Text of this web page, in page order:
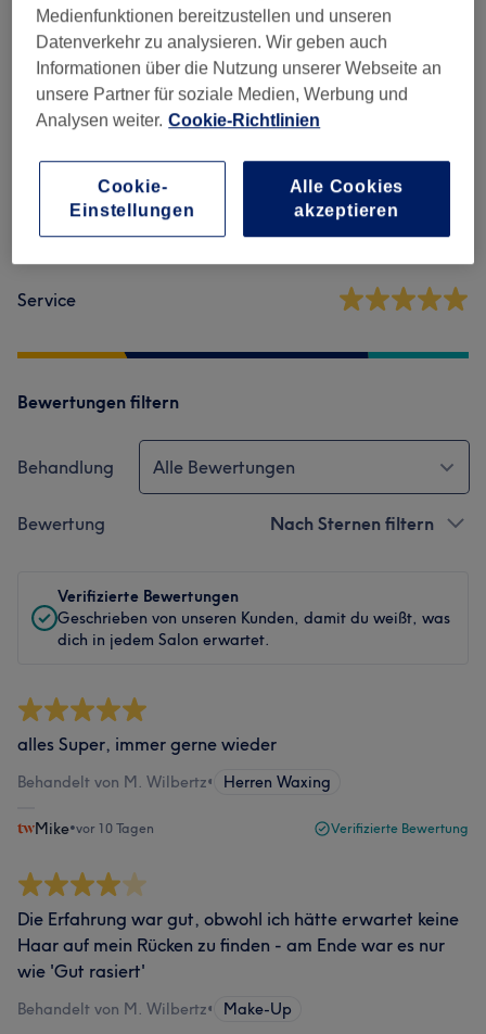
Salonbewertungen
4,9
Service
Bewertungen filtern
Behandlung Alle Bewertungen
Bewertung Nach Sternen filtern
Verifizierte Bewertungen
Geschrieben von unseren Kunden, damit du weißt, was
dich in jedem Salon erwartet.
alles Super, immer gerne wieder
Behandelt von M. Wilbertz• Herren Waxing
Mike•vor 10 Tagen Verifizierte Bewertung
Die Erfahrung war gut, obwohl ich hätte erwartet keine
Haar auf mein Rücken zu finden - am Ende war es nur
wie 'Gut rasiert'
Behandelt von M. Wilbertz• Make-Up
Medienfunktionen bereitzustellen und unseren
Datenverkehr zu analysieren. Wir geben auch
Informationen über die Nutzung unserer Webseite an
unsere Partner für soziale Medien, Werbung und
Analysen weiter. Cookie-Richtlinien
Cookie-
Einstellungen
Alle Cookies
akzeptieren